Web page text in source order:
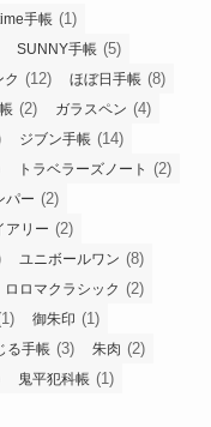
手帳 (1)
SUNNY手帳 (5)
ク (12) ほぼ日手帳 (8)
(2) ガラスペン (4)
ジブン手帳 (14)
トラベラーズノート (2)
パー (2)
アリー (2)
ユニボールワン (8)
ロロマクラシック (2)
御朱印 (1)
る手帳 (3) 朱肉 (2)
鬼平犯科帳 (1)